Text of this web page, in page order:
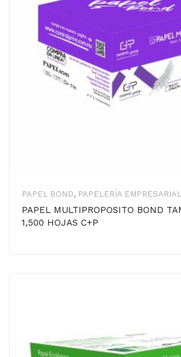
PAPEL BOND, PAPELERÍA EMPRESARIAL
PAPEL MULTIPROPOSITO BOND
1,500 HOJAS C+P